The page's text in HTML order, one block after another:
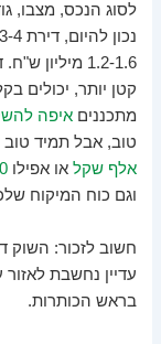
לסוג הנכס, מצבו,
1.2-1.6
מתכנניםאיפה להשקיע 200
טוב, אבל תמיד
אלף שקל או אפילו
וגם כוח המיקוח
חשוב לזכור: השוק
עדיין נחשבת
בראש הכותרות.